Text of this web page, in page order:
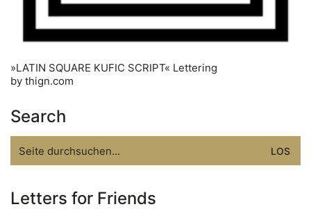
»LATIN SQUARE KUFIC SCRIPT« Lettering
by thign.com
Search
for:
Letters for Friends